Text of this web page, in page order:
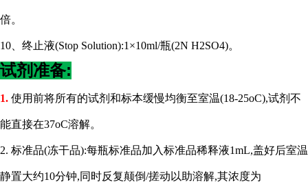
倍。
10、终止液(Stop Solution):1×10ml/瓶(2N H2SO4)。
试剂准备:
1. 使用前将所有的试剂和标本缓慢均衡至室温(18-25oC),试剂不
能直接在37oC溶解。
2. 标准品(冻干品):每瓶标准品加入标准品稀释液1mL,盖好后室温
静置大约10分钟,同时反复颠倒/搓动以助溶解,其浓度为